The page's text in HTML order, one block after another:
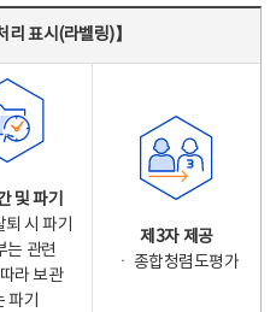
리 표시(라벨링)】
및 파기
퇴 시 파기
는 관련
라 보관
파기
제3자 제공
ㆍ 종합청렴도평가